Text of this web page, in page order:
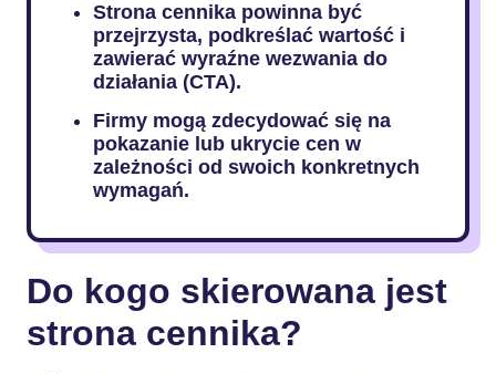
Strona cennika powinna być
przejrzysta, podkreślać wartość i
zawierać wyraźne wezwania do
działania (CTA).
Firmy mogą zdecydować się na
pokazanie lub ukrycie cen w
zależności od swoich konkretnych
wymagań.
Do kogo skierowana jest
strona cennika?